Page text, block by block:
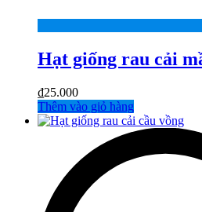
Hạt giống rau cải
₫25.000
Thêm vào giỏ hàng